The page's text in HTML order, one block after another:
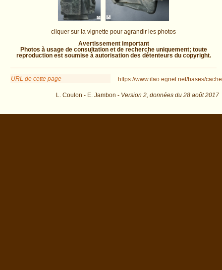
cliquer sur la vignette pour agrandir les photos
Avertissement important
Photos à usage de consultation et de recherche uniquement; toute
reproduction est soumise à autorisation des détenteurs du copyright.
URL de cette page https://www.ifao.egnet.net/bases/
L. Coulon - E. Jambon - Version 2, données du 28 août 2017